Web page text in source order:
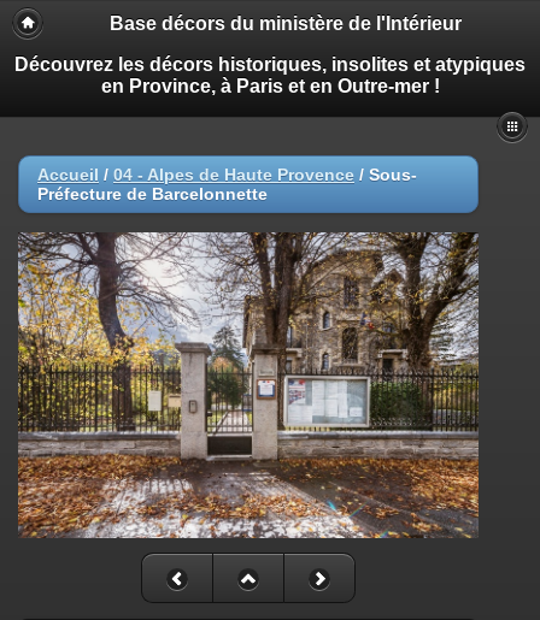
Base décors du ministère de l'Intérieur
Découvrez les décors historiques, insolites et atypiques
en Province, à Paris et en Outre-mer !
Accueil / 04 - Alpes de Haute Provence / Sous-
Préfecture de Barcelonnette